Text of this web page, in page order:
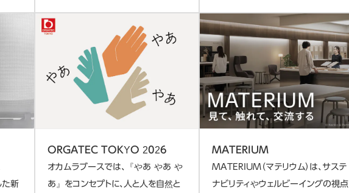
た新
ORGATEC TOKYO 2026
オカムラブースでは、『やあ やあ や
あ』をコンセプトに、人と人を自然と
MATERIUM
MATERIUM（マテリウム）は、サステ
ナビリティやウェルビーイングの視点